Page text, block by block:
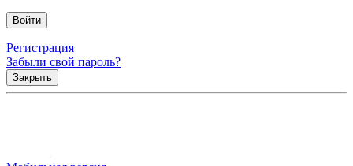
Регистрация
Забыли свой пароль?
Закрыть